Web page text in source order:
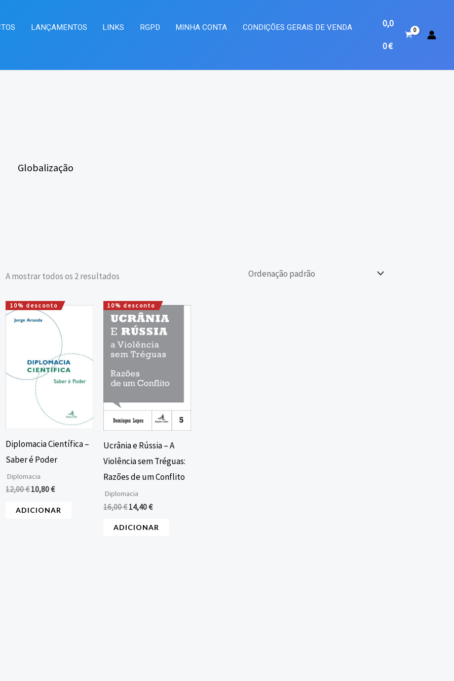
LANÇAMENTOS LINKS RGPD MINHA CONTA CONDIÇÕES GERAIS DE VENDA 0,0
0€
Globalização
A mostrar todos os 2 resultados
10% desconto
Diplomacia Científica –
Saber é Poder
Diplomacia
12,00€
O
preço
10,80€
O
atual
10,80 €.
ADICIONAR
10% desconto
Ucrânia e Rússia – A
Violência sem Tréguas:
Razões de um Conflito
Diplomacia
16,00€
O
preço
original
era:
16,00 €.
14,40€
O
preço
atual
é:
14,40 €.
ADICIONAR